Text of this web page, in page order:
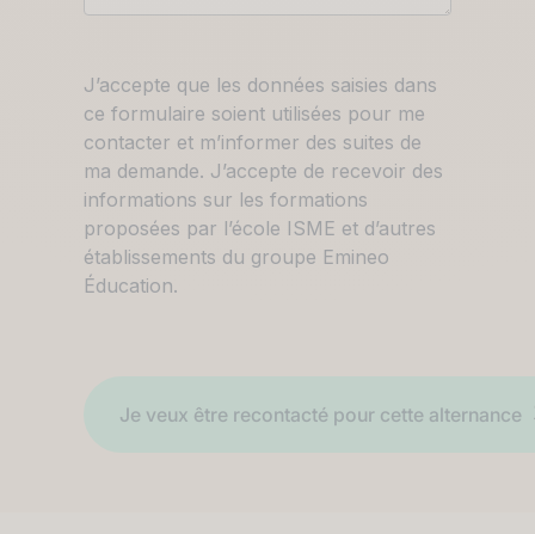
RGPD
J’accepte que les données saisies dans
ce formulaire soient utilisées pour me
contacter et m’informer des suites de
ma demande. J’accepte de recevoir des
informations sur les formations
proposées par l’école ISME et d’autres
établissements du groupe Emineo
Éducation.